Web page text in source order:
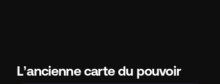
L’ancienne carte du pouvoir